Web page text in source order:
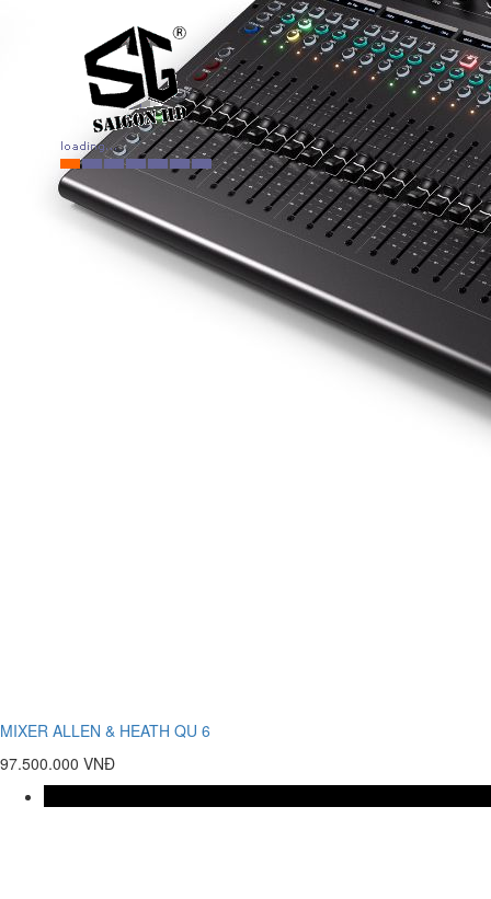
MIXER ALLEN & HEATH QU 6
97.500.000 VNĐ